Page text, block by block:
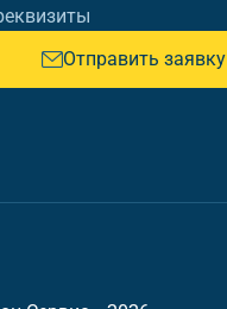
Отправить заявку